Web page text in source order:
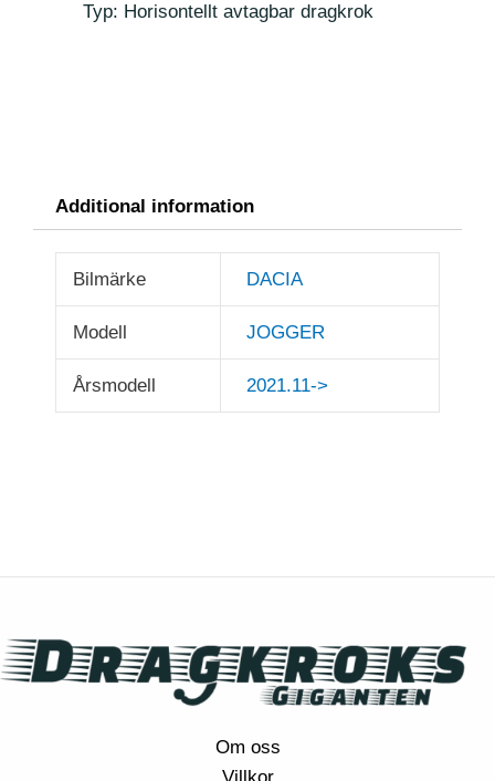
Typ: Horisontellt avtagbar dragkrok
Additional information
Bilmärke DACIA
Modell JOGGER
Årsmodell 2021.11->
Om oss